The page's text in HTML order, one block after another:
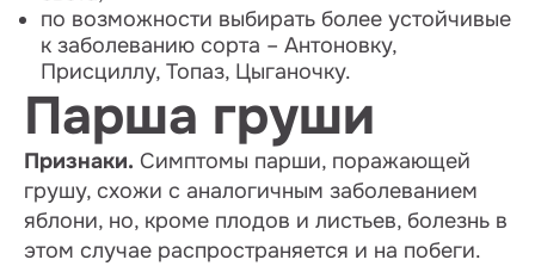
по возможности выбирать более устойчивые
к заболеванию сорта – Антоновку,
Присциллу, Топаз, Цыганочку.
Парша груши
Признаки. Симптомы парши, поражающей
грушу, схожи с аналогичным заболеванием
яблони, но, кроме плодов и листьев, болезнь в
этом случае распространяется и на побеги.